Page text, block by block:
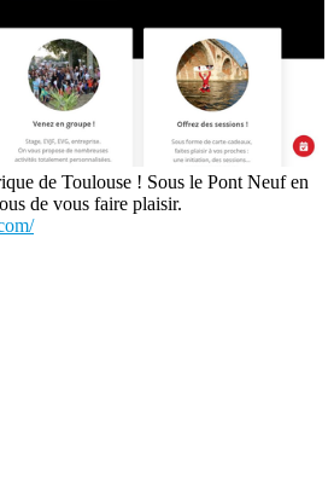
de Toulouse ! Sous le Pont Neuf en
de vous faire plaisir.